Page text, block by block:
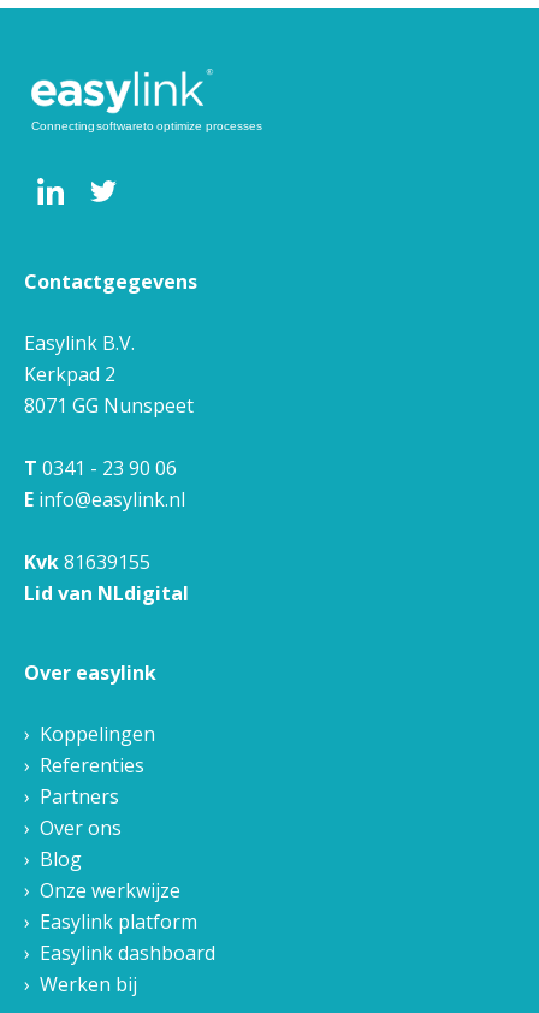
Contactgegevens
Easylink B.V.
Kerkpad 2
8071 GG Nunspeet
T 0341 - 23 90 06
E info@easylink.nl
Kvk81639155
Lid van NLdigital
Over easylink
Koppelingen
Referenties
Partners
Over ons
Blog
Onze werkwijze
Easylink platform
Easylink dashboard
Werken bij